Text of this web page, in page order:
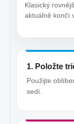
Klasický
aktuálně končí
1. Položte
Použijte
sedí.